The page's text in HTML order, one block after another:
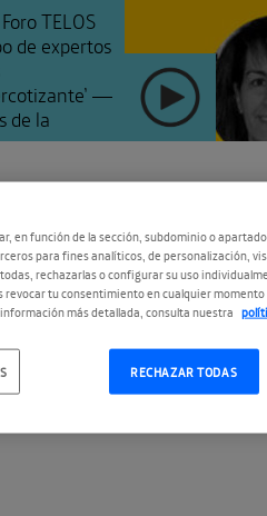
TELOS
de expertos
—
de la
en función de la sección, subdominio o
para fines analíticos, de personalización,
rechazarlas o configurar su uso
tu consentimiento en cualquier momento
más detallada, consulta nuestra
RECHAZAR TODAS